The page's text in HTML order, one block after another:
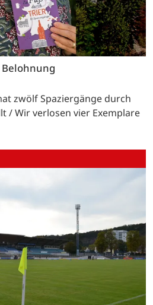
Belohnung
zwölf Spaziergänge durch
/ Wir verlosen vier Exemplare